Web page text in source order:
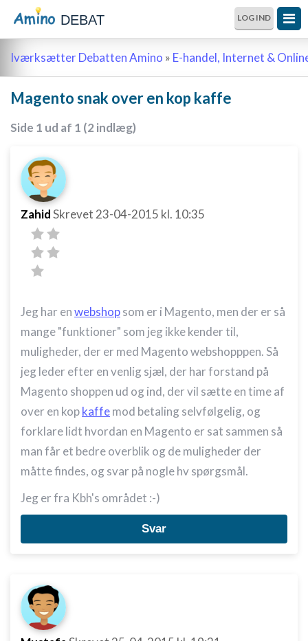
DEBAT LOG IND
Iværksætter Debatten Amino » E-handel, Internet &
Magento snak over en kop kaffe
Side 1 ud af 1 (2 indlæg)
ZahidSkrevet 23-04-2015 kl. 10:35
Jeg har enwebshopsom er i Magento, men der er så
mange "funktioner" som jeg ikke kender til,
muligheder, der er med Magento webshopppen. Så
jeg leder efter en venlig sjæl, der har forstand på
Magento shoppen ud og ind, der vil sætte en time af
over en kopkaffemod betaling selvfølgelig, og
forklare lidt hvordan en Magento er sat sammen så
man får et bedre overblik og de muligheder der
måtte findes, og svar på nogle hv spørgsmål.
Jeg er fra Kbh's området :-)
Svar